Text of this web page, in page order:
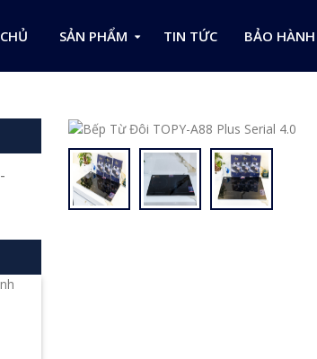
SẢN PHẨM TIN TỨC BẢO HÀNH